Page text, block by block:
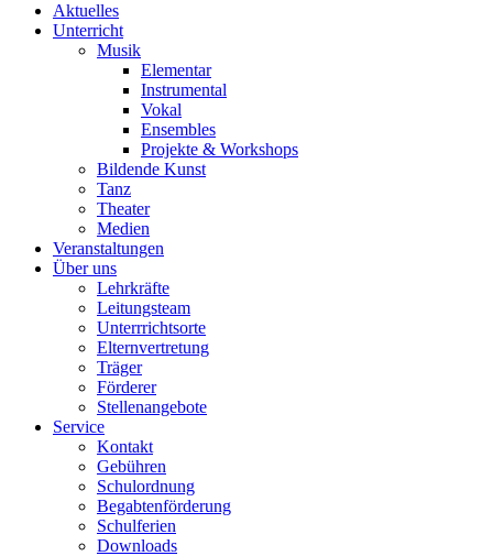
Aktuelles
Unterricht
Musik
Elementar
Instrumental
Vokal
Ensembles
Projekte & Workshops
Bildende Kunst
Tanz
Theater
Medien
Veranstaltungen
Über uns
Lehrkräfte
Leitungsteam
Unterrrichtsorte
Elternvertretung
Träger
Förderer
Stellenangebote
Service
Kontakt
Gebühren
Schulordnung
Begabtenförderung
Schulferien
Downloads